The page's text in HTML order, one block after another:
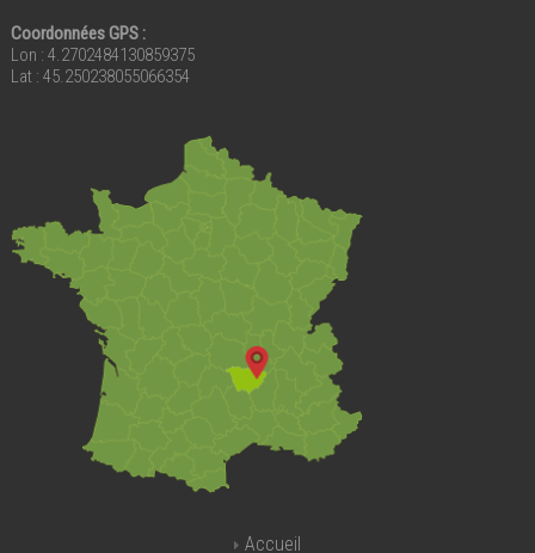
Coordonnées GPS :
Lon : 4.2702484130859375
Lat : 45.250238055066354
Accueil